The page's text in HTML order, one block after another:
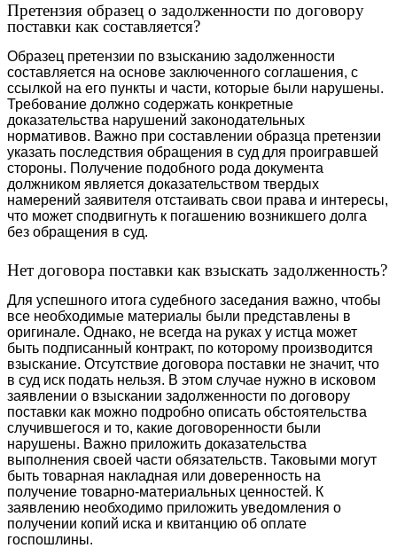
Претензия образец о задолженности по договору
поставки как составляется?
Образец претензии по взысканию задолженности
составляется на основе заключенного соглашения, с
ссылкой на его пункты и части, которые были нарушены.
Требование должно содержать конкретные
доказательства нарушений законодательных
нормативов. Важно при составлении образца претензии
указать последствия обращения в суд для проигравшей
стороны. Получение подобного рода документа
должником является доказательством твердых
намерений заявителя отстаивать свои права и интересы,
что может сподвигнуть к погашению возникшего долга
без обращения в суд.
Нет договора поставки как взыскать задолженность?
Для успешного итога судебного заседания важно, чтобы
все необходимые материалы были представлены в
оригинале. Однако, не всегда на руках у истца может
быть подписанный контракт, по которому производится
взыскание. Отсутствие договора поставки не значит, что
в суд иск подать нельзя. В этом случае нужно в исковом
заявлении о взыскании задолженности по договору
поставки как можно подробно описать обстоятельства
случившегося и то, какие договоренности были
нарушены. Важно приложить доказательства
выполнения своей части обязательств. Таковыми могут
быть товарная накладная или доверенность на
получение товарно-материальных ценностей. К
заявлению необходимо приложить уведомления о
получении копий иска и квитанцию об оплате
госпошлины.